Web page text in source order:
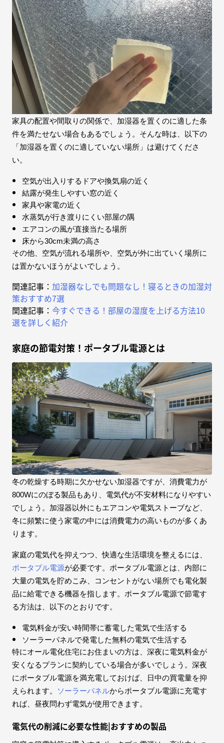
家具の配置や間取りの関係で、加湿器を置くのに適した条
件を満たせない場合もあるでしょう。そんな時は、以下の
「加湿器を置くのに適していない場所」は避けてくださ
い。
空気が出入りするドアや換気扇の近く
結露が発生しやすい窓の近く
家具や家電の近く
水蒸気が行き渡りにくい部屋の隅
エアコンの風が直接当たる場所
床から30cm未満の高さ
その他、空気が流れる場所や、空気が外に出ていく場所に
は置かないほうがよいでしょう。
関連記事： 加湿器なしでも問題なし！寝るときの加湿対
策おすすめ7選
関連記事： 今すぐできる！部屋の湿度を上げる方法10
選を詳しく紹介
家庭の節電対策！ポータブル電源とは
冬の乾燥する時期に欠かせない加湿器ですが、消費電力が
800Wにのぼる製品もあり、電気代が不安材料になりやすい
でしょう。加湿器以外にもエアコンや電気ストーブなど、
冬に頻繁に使う家電の中には消費電力の高いものが多くあ
ります。
家庭の電気代を抑えつつ、快適な生活環境を整えるには、
ポータブル電源が必要です。ポータブル電源とは、内部に
大量の電気を貯めこみ、コンセントがない場所でも電化製
品に給電できる機器を指します。ポータブル電源で節電す
る方法は、以下のとおりです。
電気料金が安い時間帯に蓄電した電気で生活する
ソーラーパネルで発電した無料の電気で生活する
特にオール電化住宅にお住まいの方は、深夜に電気料金が
安くなるプランに契約している場合が多いでしょう。深夜
にポータブル電源を満充電しておけば、日中の買電量を抑
えられます。
ソーラーパネルからポータブル電源に充電す
れば、昼夜問わず電気が使用できます。
電気代の削減に必要な性能|おすすめの製品